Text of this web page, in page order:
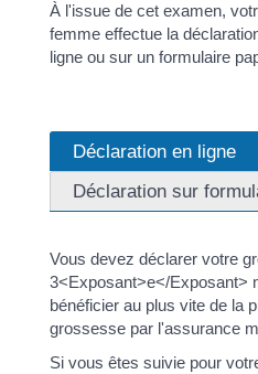
À l'issue de cet examen,
femme effectue la
ligne ou sur un formulaire
Déclaration en ligne
Déclaration sur
Vous devez déclarer votre
3<Exposant>e</Exposant>
bénéficier au plus vite de la
grossesse par l'assurance
Si vous êtes suivie pour